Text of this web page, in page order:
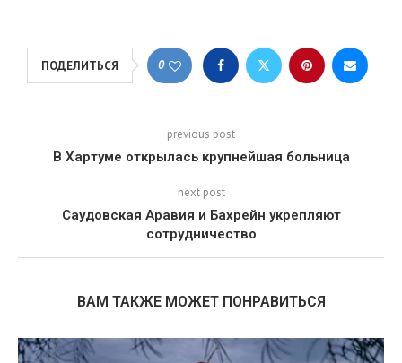
ПОДЕЛИТЬСЯ 0
previous post
В Хартуме открылась крупнейшая больница
next post
Саудовская Аравия и Бахрейн укрепляют
сотрудничество
ВАМ ТАКЖЕ МОЖЕТ ПОНРАВИТЬСЯ